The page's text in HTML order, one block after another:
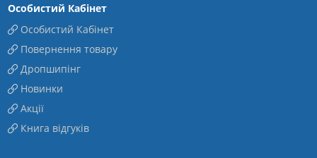
Особистий Кабінет
Особистий Кабінет
Повернення товару
Дропшипінг
Новинки
Акції
Книга відгуків